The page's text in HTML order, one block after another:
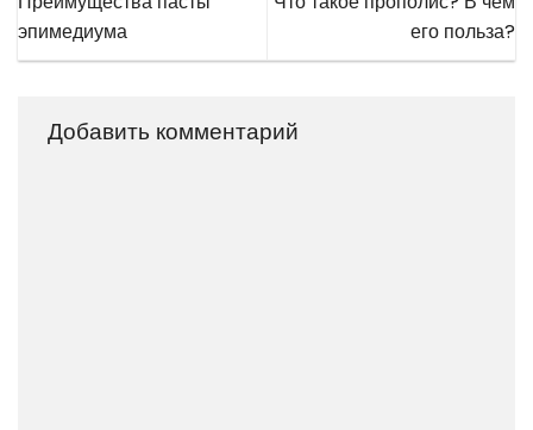
эпимедиума
его польза?
Добавить комментарий